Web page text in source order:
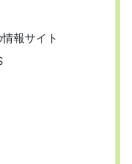
報サイト